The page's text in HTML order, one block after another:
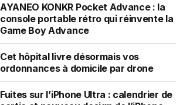
AYANEO KONKR Pocket Advance : la
console portable rétro qui réinvente la
Game Boy Advance
Cet hôpital livre désormais vos
ordonnances à domicile par drone
Fuites sur l’iPhone Ultra : calendrier de